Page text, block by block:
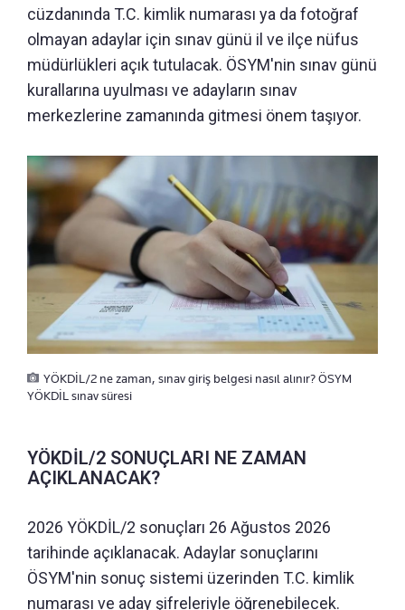
cüzdanında T.C. kimlik numarası ya da fotoğraf
olmayan adaylar için sınav günü il ve ilçe nüfus
müdürlükleri açık tutulacak. ÖSYM'nin sınav günü
kurallarına uyulması ve adayların sınav
merkezlerine zamanında gitmesi önem taşıyor.
YÖKDİL/2 ne zaman, sınav giriş belgesi nasıl alınır? ÖSYM
YÖKDİL sınav süresi
YÖKDİL/2 SONUÇLARI NE ZAMAN
AÇIKLANACAK?
2026 YÖKDİL/2 sonuçları 26 Ağustos 2026
tarihinde açıklanacak. Adaylar sonuçlarını
ÖSYM'nin sonuç sistemi üzerinden T.C. kimlik
numarası ve aday şifreleriyle öğrenebilecek.